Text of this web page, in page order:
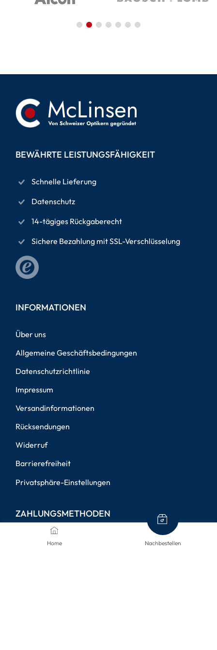
Home Nachbestellen
BEWÄHRTE LEISTUNGSFÄHIGKEIT
Schnelle Lieferung
Datenschutz
14-tägiges Rückgaberecht
Sichere Bezahlung mit SSL-Verschlüsselung
INFORMATIONEN
Über uns
Allgemeine Geschäftsbedingungen
Datenschutzrichtlinie
Impressum
Versandinformationen
Rücksendungen
Widerruf
Barrierefreiheit
Privatsphäre-Einstellungen
ZAHLUNGSMETHODEN